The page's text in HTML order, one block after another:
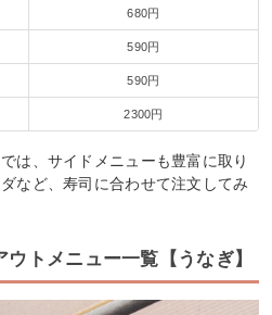
680円
590円
590円
2300円
は、サイドメニューも豊富に取り
など、寿司に合わせて注文してみ
トメニュー一覧【うなぎ】